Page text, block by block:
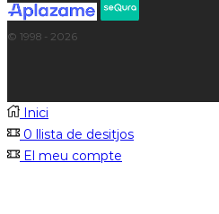
© 1998 - 2026
Inici
0 llista de desitjos
El meu compte